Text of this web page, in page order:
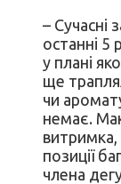
– Сучасні
останні 5
у плані
ще
чи
немає.
позиції
члена